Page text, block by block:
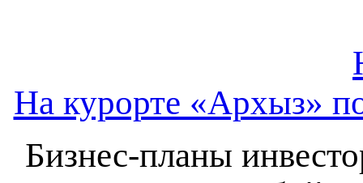
На курорте «Архыз»
Бизнес-планы